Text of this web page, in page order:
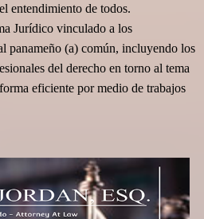
entendimiento de todos.
Jurídico vinculado a los
panameño (a) común, incluyendo los
del derecho en torno al tema
eficiente por medio de trabajos